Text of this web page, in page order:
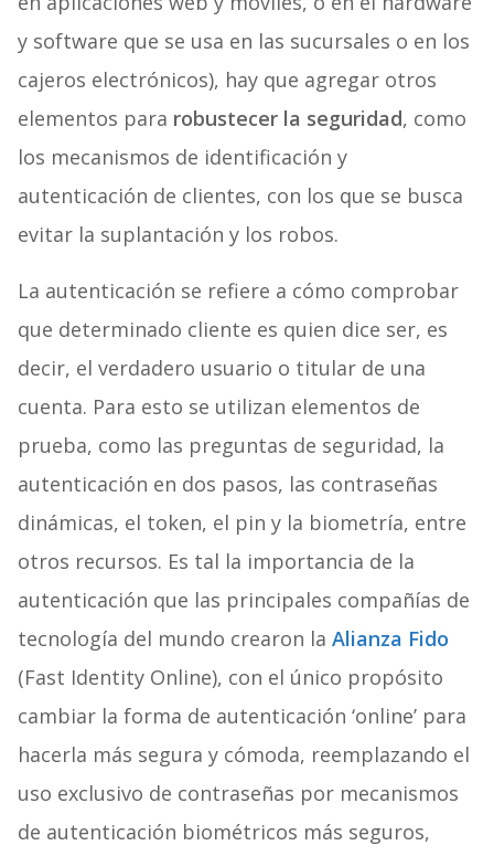
y software que se usa en las sucursales o en los
cajeros electrónicos), hay que agregar otros
elementos para robustecer la seguridad, como
los mecanismos de identificación y
autenticación de clientes, con los que se busca
evitar la suplantación y los robos.
La autenticación se refiere a cómo comprobar
que determinado cliente es quien dice ser, es
decir, el verdadero usuario o titular de una
cuenta. Para esto se utilizan elementos de
prueba, como las preguntas de seguridad, la
autenticación en dos pasos, las contraseñas
dinámicas, el token, el pin y la biometría, entre
otros recursos. Es tal la importancia de la
autenticación que las principales compañías de
tecnología del mundo crearon la Alianza Fido
(Fast Identity Online), con el único propósito
cambiar la forma de autenticación ‘online’ para
hacerla más segura y cómoda, reemplazando el
uso exclusivo de contraseñas por mecanismos
de autenticación biométricos más seguros,